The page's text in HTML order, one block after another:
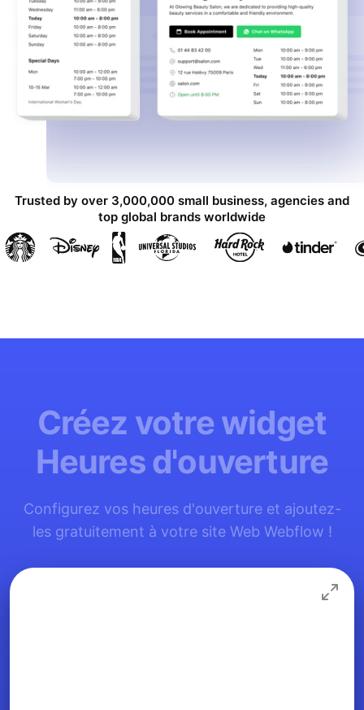
Trusted by over 3,000,000 small business, agencies and
top global brands worldwide
Créez votre widget
Heures d'ouverture
Configurez vos heures d'ouverture et ajoutez-
les gratuitement à votre site Web Webflow !